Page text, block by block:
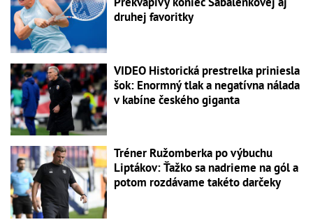
druhej favoritky
VIDEO Historická prestrelka priniesla
šok: Enormný tlak a negatívna nálada
v kabíne českého giganta
Tréner Ružomberka po výbuchu
Liptákov: Ťažko sa nadrieme na gól a
potom rozdávame takéto darčeky